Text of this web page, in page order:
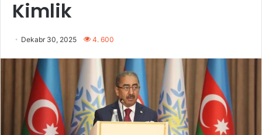
Kimlik
Dekabr 30, 2025 4. 600